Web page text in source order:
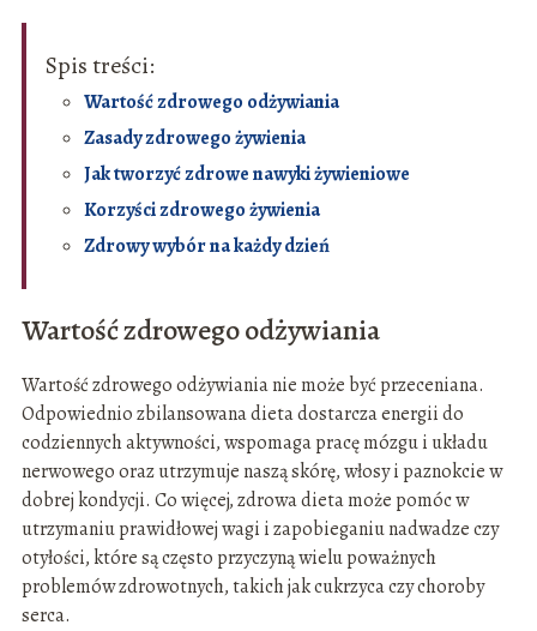
Spis treści:
Wartość zdrowego odżywiania
Zasady zdrowego żywienia
Jak tworzyć zdrowe nawyki żywieniowe
Korzyści zdrowego żywienia
Zdrowy wybór na każdy dzień
Wartość zdrowego odżywiania
Wartość zdrowego odżywiania nie może być przeceniana.
Odpowiednio zbilansowana dieta dostarcza energii do
codziennych aktywności, wspomaga pracę mózgu i układu
nerwowego oraz utrzymuje naszą skórę, włosy i paznokcie w
dobrej kondycji. Co więcej, zdrowa dieta może pomóc w
utrzymaniu prawidłowej wagi i zapobieganiu nadwadze czy
otyłości, które są często przyczyną wielu poważnych
problemów zdrowotnych, takich jak cukrzyca czy choroby
serca.